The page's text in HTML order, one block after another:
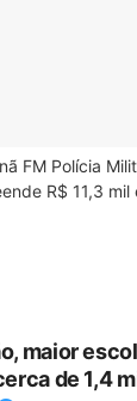
FM Polícia
R$ 11,3 mil
maior
de 1,4